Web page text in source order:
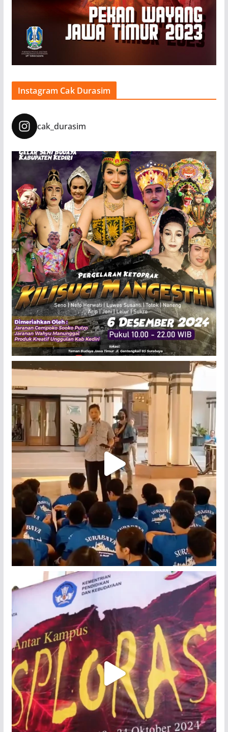
Instagram Cak Durasim
cak_durasim